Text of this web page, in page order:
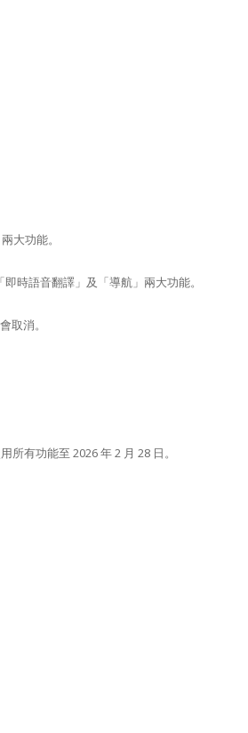
大功能。
時語音翻譯」及「導航」兩大功能。
取消。
有功能至 2026 年 2 月 28 日。